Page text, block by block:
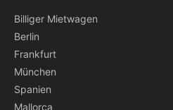
Billiger Mietwagen
Berlin
Frankfurt
München
Spanien
Mallorca